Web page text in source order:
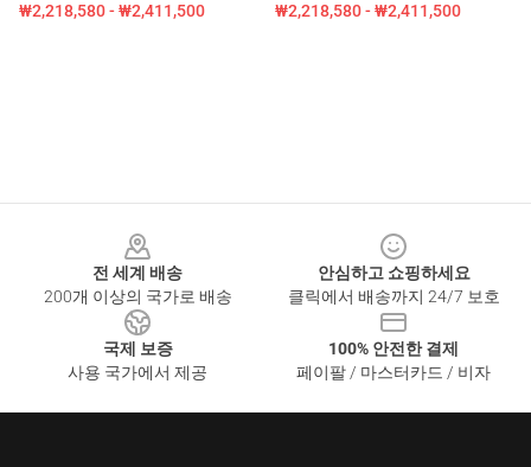
₩2,218,580 - ₩2,411,500 ₩2,218,580 - ₩2,411,500
전 세계 배송
200개 이상의 국가로 배송
안심하고 쇼핑하세요
클릭에서 배송까지 24/7 보호
국제 보증
사용 국가에서 제공
100% 안전한 결제
페이팔 / 마스터카드 / 비자